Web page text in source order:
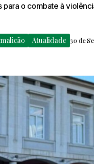
o combate à
Atualidade 30 de